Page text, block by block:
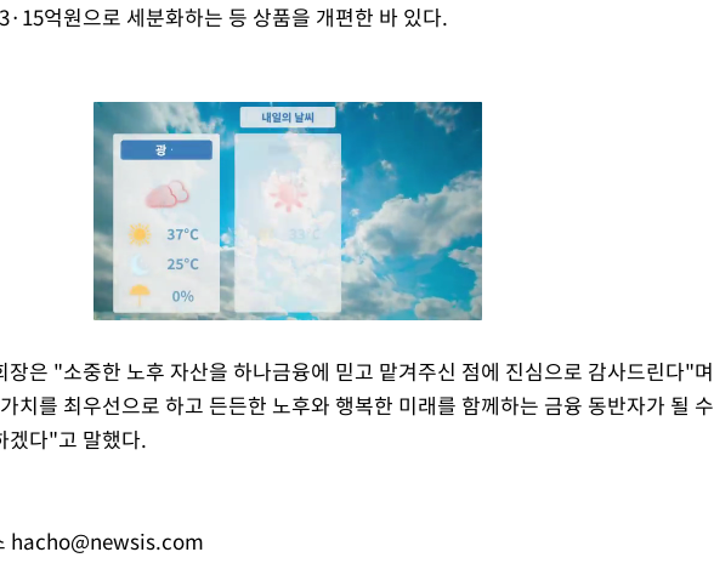
억원으로 세분화하는 등 상품을 개편한 바 있다.
Mute
장은 "소중한 노후 자산을 하나금융에 믿고 맡겨주신 점에 진심으로 감사드린다"며
치를 최우선으로 하고 든든한 노후와 행복한 미래를 함께하는 금융 동반자가 될 수
겠다"고 말했다.
hacho@newsis.com